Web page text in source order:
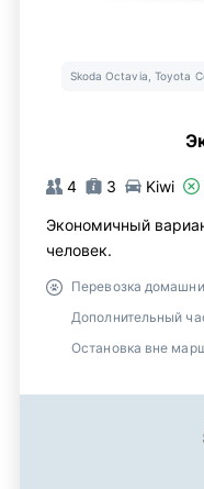
Skoda Octavia, Toyota
4 3 Kiwi
Экономичный
человек.
Перевозка
Дополнительный
Остановка вне